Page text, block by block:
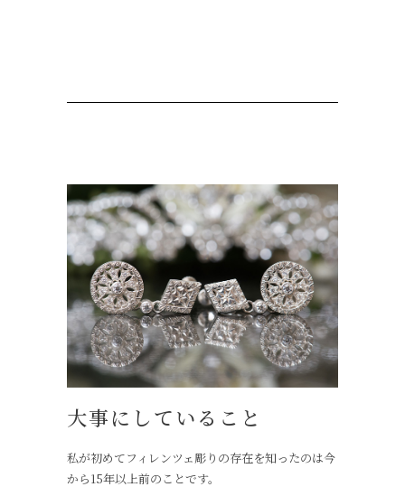
大事にしていること
私が初めてフィレンツェ彫りの存在を知ったのは今
から15年以上前のことです。